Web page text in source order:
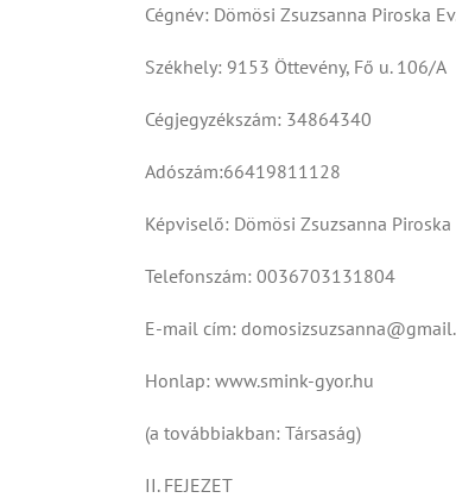
Cégnév: Dömösi Zsuzsanna Piroska
Székhely: 9153 Öttevény, Fő u. 106/A
Cégjegyzékszám: 34864340
Adószám:66419811128
Képviselő: Dömösi Zsuzsanna Piroska
Telefonszám: 0036703131804
E-mail cím:
Honlap: www.smink-gyor.hu
(a továbbiakban: Társaság)
II. FEJEZET